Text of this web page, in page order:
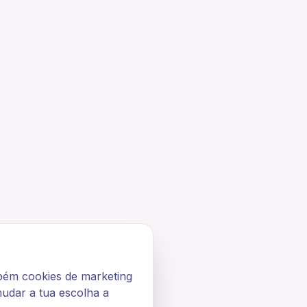
cookies de marketing
a tua escolha a